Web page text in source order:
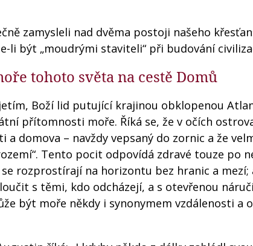
zamysleli nad dvěma postoji našeho
li být „moudrými staviteli“ při budování
tohoto světa na cestě Domů
Boží lid putující krajinou obklopenou
přítomnosti moře. Říká se, že v očích
domova – navždy vepsaný do zornic a že
Tento pocit odpovídá zdravé touze po
rozprostírají na horizontu bez hranic a mezí;
s těmi, kdo odcházejí, a s otevřenou
být moře někdy i synonymem vzdálenosti a